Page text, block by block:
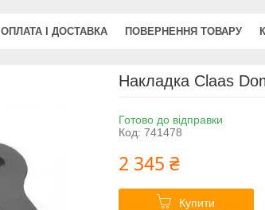
ОПЛАТА І ДОСТАВКА ПОВЕРНЕННЯ ТОВАРУ
Накладка Claas
Готово до відправки
Код: 741478
2 345 ₴
Купити